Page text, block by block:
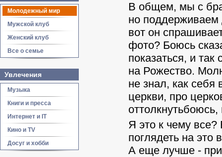
Молодежный мир
Мужской клуб
Женский клуб
Все о семье
Увлечения
Музыка
Книги и пресса
Интернет и IT
Кино и TV
Досуг и хобби
В общем, мы с
но поддерживаем
вот он
фото? Боюсь
показаться, и
на Рожество.
не знал, как
церкви, про
Я это к чему все?
поглядеть на это
А еще лучше -